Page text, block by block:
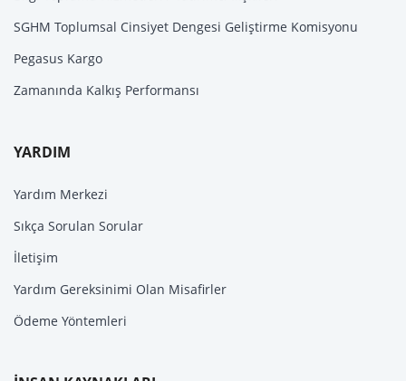
SGHM Toplumsal Cinsiyet Dengesi Geliştirme Komisyonu
Pegasus Kargo
Zamanında Kalkış Performansı
YARDIM
Yardım Merkezi
Sıkça Sorulan Sorular
İletişim
Yardım Gereksinimi Olan Misafirler
Ödeme Yöntemleri